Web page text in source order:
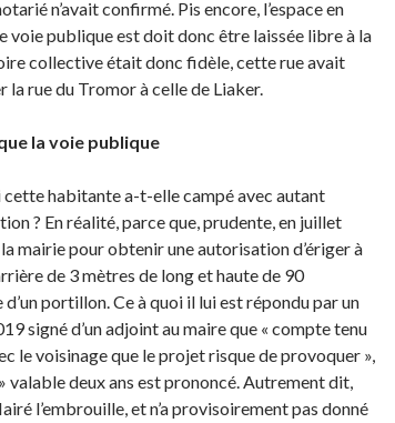
n’avait confirmé. Pis encore, l’espace en
voie publique est doit donc être laissée libre à la
collective était donc fidèle, cette rue avait
la rue du Tromor à celle de Liaker.
la voie publique
habitante a-t-elle campé avec autant
? En réalité, parce que, prudente, en juillet
mairie pour obtenir une autorisation d’ériger à
de 3 mètres de long et haute de 90
portillon. Ce à quoi il lui est répondu par un
signé d’un adjoint au maire que « compte tenu
le voisinage que le projet risque de provoquer »,
valable deux ans est prononcé. Autrement dit,
l’embrouille, et n’a provisoirement pas donné